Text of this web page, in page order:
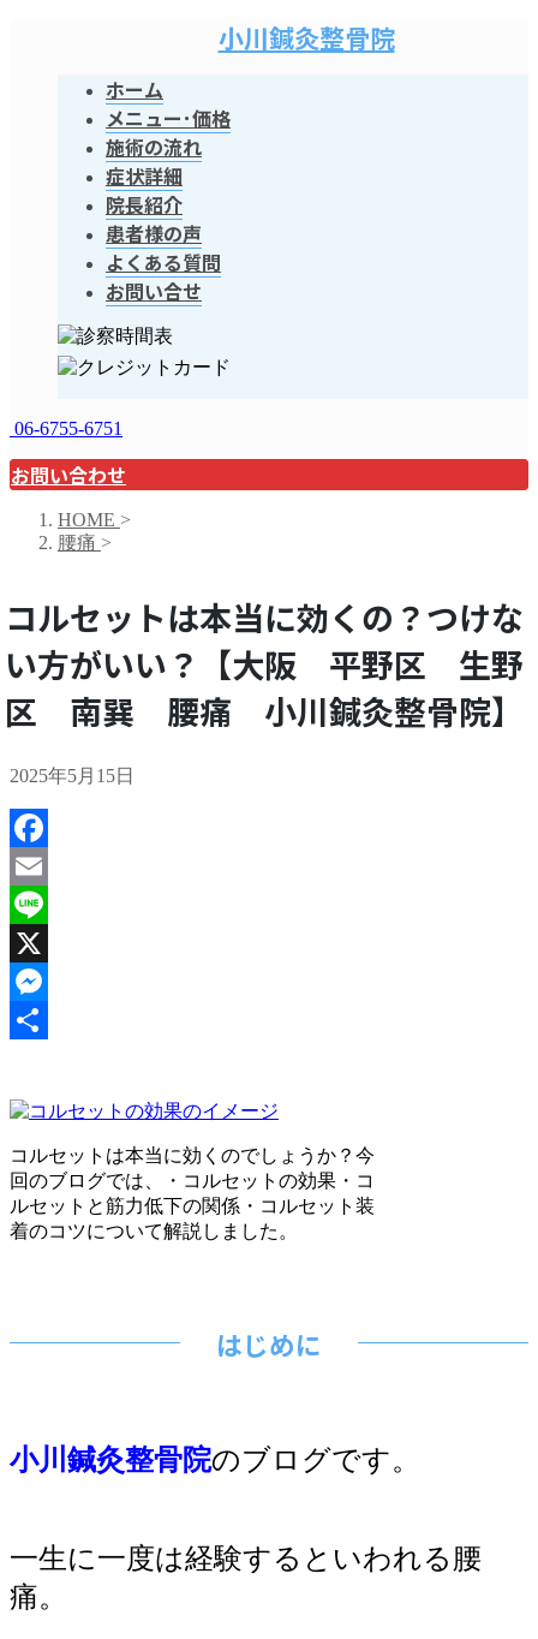
小川鍼灸整骨院
ホーム
メニュー･価格
施術の流れ
症状詳細
院長紹介
患者様の声
よくある質問
お問い合せ
06-6755-6751
お問い合わせ
HOME >
腰痛 >
コルセットは本当に効くの？つけな
い方がいい？【大阪 平野区 生野
区 南巽 腰痛 小川鍼灸整骨院】
2025年5月15日
Facebook
Email
Line
X
Messenger
有
コルセットは本当に効くのでしょうか？今
回のブログでは、・コルセットの効果・コ
ルセットと筋力低下の関係・コルセット装
着のコツについて解説しました。
はじめに
小川鍼灸整骨院のブログです。
一生に一度は経験するといわれる腰
痛。